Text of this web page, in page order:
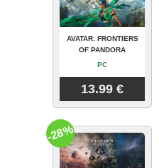
AVATAR: FRONTIERS
OF PANDORA
PC
13.99 €
-28%